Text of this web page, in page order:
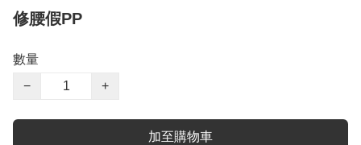
修腰假PP
數量
−
+
加至購物車